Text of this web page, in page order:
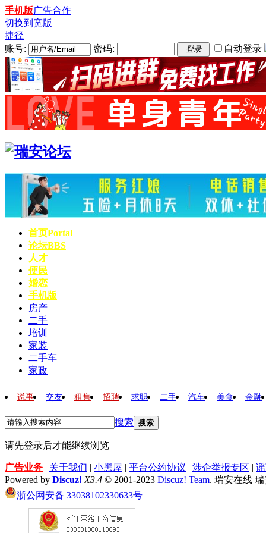
手机版广告合作
切换到宽版
捷径
账号:
密码: 登录 自动登录
首页Portal
论坛BBS
人才
便民
婚恋
手机版
房产
二手
培训
家装
二手车
家政
说事 交友 租售 招聘 求职 二手 汽车 美食 金融
搜索 搜索
请先登录后才能继续浏览
广告业务 | 关于我们 | 小黑屋 | 平台公约协议 | 涉企举报专区 |
Powered by Discuz! X3.4 © 2001-2023 Discuz! Team. 瑞安在线
浙公网安备 33038102330633号